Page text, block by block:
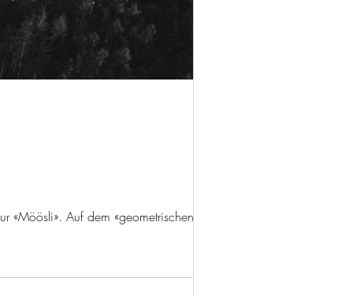
Auf dem «geometrischen Plan»